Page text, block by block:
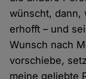
wünscht, dann,
erhofft – und
Wunsch nach
vorschiebe,
meine geliebte